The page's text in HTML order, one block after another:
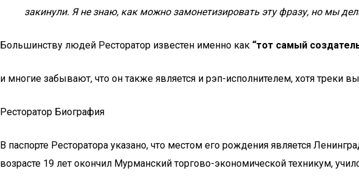
закинули. Я не знаю, как можно замонетизировать эту фразу, но мы
Большинству людей Ресторатор известен именно как “тот самый
и многие забывают, что он также является и рэп-исполнителем, хотя треки
Ресторатор Биография
В паспорте Ресторатора указано, что местом его рождения является
возрасте 19 лет окончил Мурманский торгово-экономической техникум,